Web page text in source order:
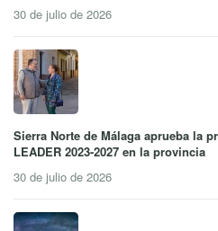
30 de julio de 2026
Sierra Norte de Málaga aprueba la
LEADER 2023-2027 en la provincia
30 de julio de 2026